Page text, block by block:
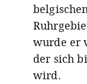
wurde er
der sich
wird.